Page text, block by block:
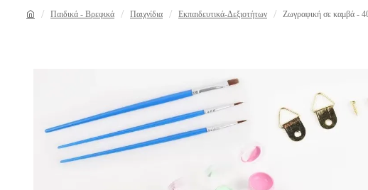
Παιδικά - Βρεφικά Παιχνίδια Εκπαιδευτικά-Δεξιοτήτων Ζωγραφική σε καμβά -